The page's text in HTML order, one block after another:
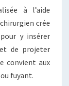
à l’aide
crée
y insérer
de projeter
convient aux
fuyant.